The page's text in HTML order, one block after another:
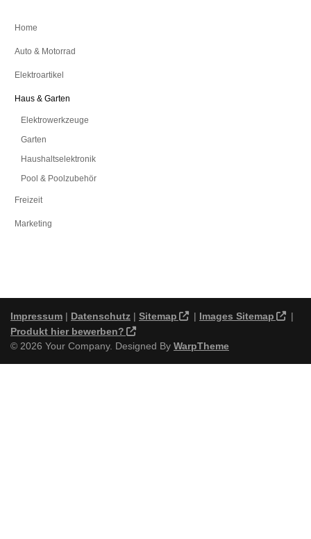
Home
Auto & Motorrad
Elektroartikel
Haus & Garten
Elektrowerkzeuge
Garten
Haushaltselektronik
Pool & Poolzubehör
Freizeit
Marketing
Impressum | Datenschutz | Sitemap | Images Sitemap
|
Produkt hier bewerben?
© 2026 Your Company. Designed By WarpTheme